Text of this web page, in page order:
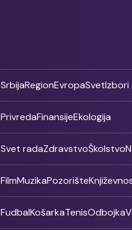
SrbijaRegionEvropaSvetIzbori
PrivredaFinansijeEkologija
Svet radaZdravstvoŠkolstvo
FilmMuzikaPozorište
FudbalKošarkaTenisOdbojka